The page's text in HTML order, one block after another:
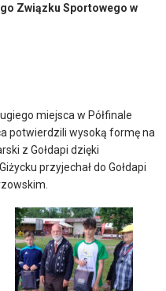
Związku Sportowego w
miejsca w Półfinale
potwierdzili wysoką formę na
z Gołdapi dzięki
przyjechał do Gołdapi